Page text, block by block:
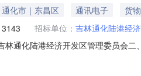
化市｜东昌区 通讯电子
货物
招标单位： 吉林通化陆港经
林通化陆港经济开发区管理委员会
色九伯通/JIUBOTONG7700台